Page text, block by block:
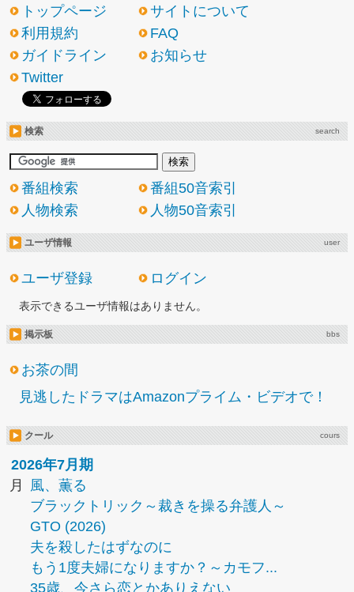
トップページ
サイトについて
利用規約
FAQ
ガイドライン
お知らせ
Twitter
検索 search
番組検索
番組50音索引
人物検索
人物50音索引
ユーザ情報 user
ユーザ登録 ログイン
表示できるユーザ情報はありません。
掲示板 bbs
お茶の間
見逃したドラマはAmazonプライム・ビデオで！
クール cours
2026年7月期
月
風、薫る
ブラックトリック～裁きを操る弁護人～
GTO (2026)
夫を殺したはずなのに
もう1度夫婦になりますか？～カモフ...
35歳、今さら恋とかありえない